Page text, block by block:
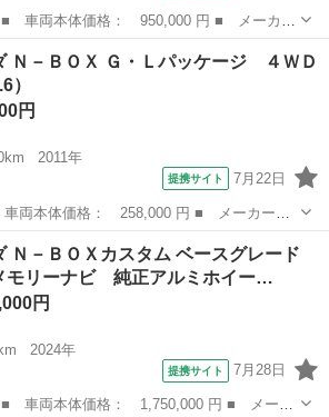
Ｎ－ＢＯＸ ■ グレード名： Ｇ・ター
リーナビ 純正アルミホイール 片側電動
Ｎ－ＢＯＸ Ｇ・Ｌパッケージ ４ＷＤ
）
円
2011年
提携サイト 7月22日
Ｎ－ＢＯＸ ■ グレード名： Ｇ・Ｌパ
量： 660cc ■ ドア枚数： 5D ■ ミッシ
Ｎ－ＢＯＸカスタム ベースグレード
モリーナビ 純正アルミホイー…
円
2024年
提携サイト 7月28日